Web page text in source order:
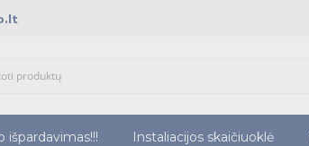
išpardavimas!!! Instaliacijos skaičiuoklė